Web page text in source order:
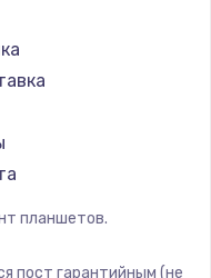
памяти
планшетов.
пост гарантийным (не